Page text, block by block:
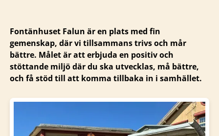
Fontänhuset Falun är en plats med fin
gemenskap, där vi tillsammans trivs och mår
bättre. Målet är att erbjuda en positiv och
stöttande miljö där du ska utvecklas, må bättre,
och få stöd till att komma tillbaka in i samhället.